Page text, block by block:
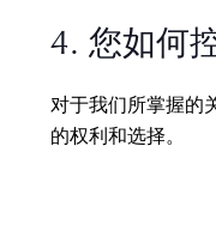
4. 您如何
对于我们所掌握的
的权利和选择。